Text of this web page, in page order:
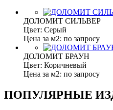
ДОЛОМИТ СИЛЬВЕР
Цвет: Серый
Цена за м2: по запросу
ДОЛОМИТ БРАУН
Цвет: Коричневый
Цена за м2: по запросу
ПОПУЛЯРНЫЕ